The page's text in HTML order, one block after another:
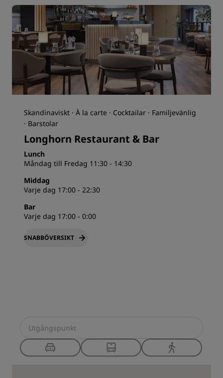
Skandinaviskt · À la carte · Cocktailar · Familjevänlig
· Barstolar
Longhorn Restaurant & Bar
Lunch
Måndag till Fredag 11:30 - 14:30
Middag
Varje dag 17:00 - 22:30
Bar
Varje dag 17:00 - 0:00
SNABBÖVERSIKT